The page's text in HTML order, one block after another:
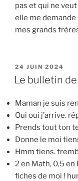
pas et qui ne
elle me
mes grands
PUBLIÉ
LE
24 JUIN 2024
Le bulletin
Maman je suis
Oui oui j’arrive.
Prends tout ton
Donne le moi
Hmm tiens.
2 en Math, 0,5 en
fiches de moi !